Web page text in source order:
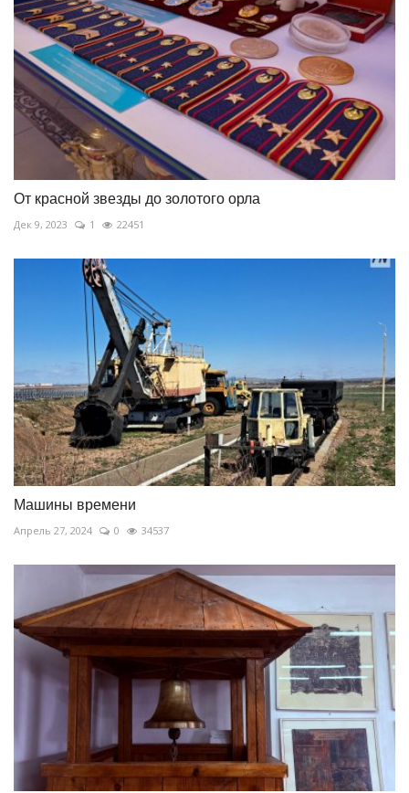
От красной звезды до золотого орла
Дек 9, 2023 1 22451
Машины времени
Апрель 27, 2024 0 34537